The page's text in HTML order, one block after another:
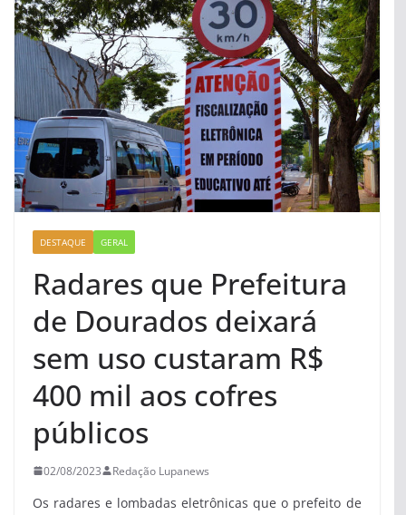
DESTAQUE GERAL
Radares que Prefeitura
de Dourados deixará
sem uso custaram R$
400 mil aos cofres
públicos
02/08/2023 Redação Lupanews
Os radares e lombadas eletrônicas que o prefeito de